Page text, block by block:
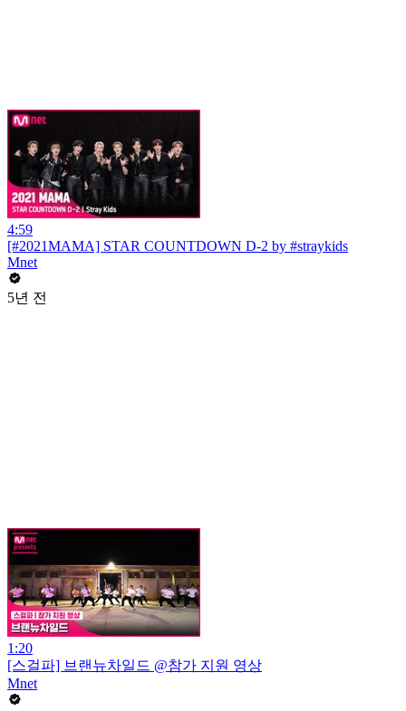
4:59
[#2021MAMA] STAR COUNTDOWN D-2 by #straykids
Mnet
5년 전
1:20
[스걸파] 브랜뉴차일드 @참가 지원 영상
Mnet